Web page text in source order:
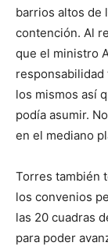
barrios altos de
contención. Al
que el ministro
los mismos así
podía asumir.
en el mediano
Torres también
los convenios
las 20 cuadras
para poder